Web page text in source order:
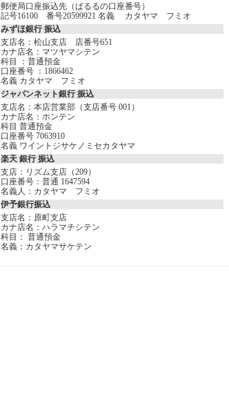
郵便局口座振込先（ぱるるの口座番号）
記号16100 番号20599921 名義 カタヤマ フミオ
みずほ銀行 振込
支店名：松山支店 店番号651
カナ店名：マツヤマシテン
科目 ：普通預金
口座番号 ：1866462
名義 カタヤマ フミオ
ジャパンネット銀行 振込
支店名：本店営業部（支店番号 001）
カナ店名：ホンテン
科目 普通預金
口座番号 7063910
名義 ワイントジサケノミセカタヤマ
楽天 銀行 振込
支店：リズム支店（209）
口座番号：普通 1647594
名義人：カタヤマ フミオ
伊予銀行振込
支店名：原町支店
カナ店名：ハラマチシテン
科目： 普通預金
名義：カタヤマサケテン